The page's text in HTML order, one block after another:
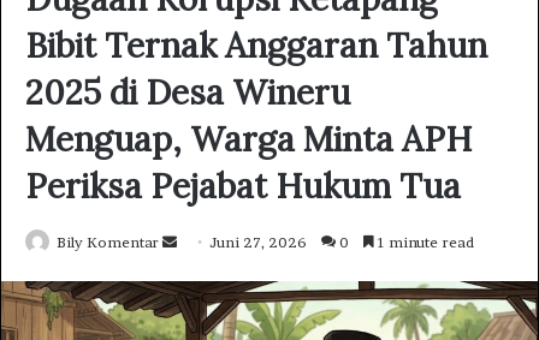
Bibit Ternak Anggaran Tahun
2025 di Desa Wineru
Menguap, Warga Minta APH
Periksa Pejabat Hukum Tua
Bily Komentar
n
d
Juni 27, 2026 0 1 minute read